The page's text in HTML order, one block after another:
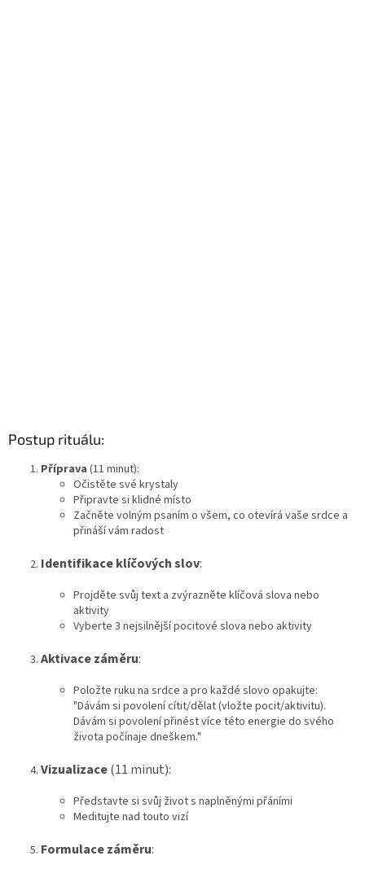
Postup rituálu:
Příprava (11 minut):
Očistěte své krystaly
Připravte si klidné místo
Začněte volným psaním o všem, co otevírá vaše srdce a
přináší vám radost
Identifikace klíčových slov:
Projděte svůj text a zvýrazněte klíčová slova nebo
aktivity
Vyberte 3 nejsilnější pocitové slova nebo aktivity
Aktivace záměru:
Položte ruku na srdce a pro každé slovo opakujte:
"Dávám si povolení cítit/dělat (vložte pocit/aktivitu).
Dávám si povolení přinést více této energie do svého
života počínaje dneškem."
Vizualizace(11 minut):
Představte si svůj život s naplněnými přáními
Meditujte nad touto vizí
Formulace záměru: